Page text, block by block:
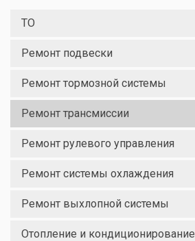
ТО
Ремонт подвески
Ремонт тормозной системы
Ремонт трансмиссии
Ремонт рулевого управления
Ремонт системы охлаждения
Ремонт выхлопной системы
Отопление и кондиционирование